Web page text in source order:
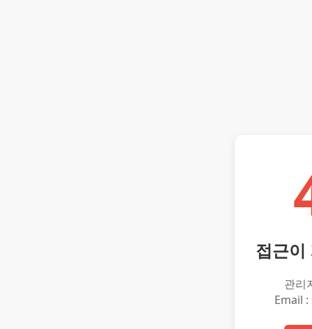
접근이
관리
Email